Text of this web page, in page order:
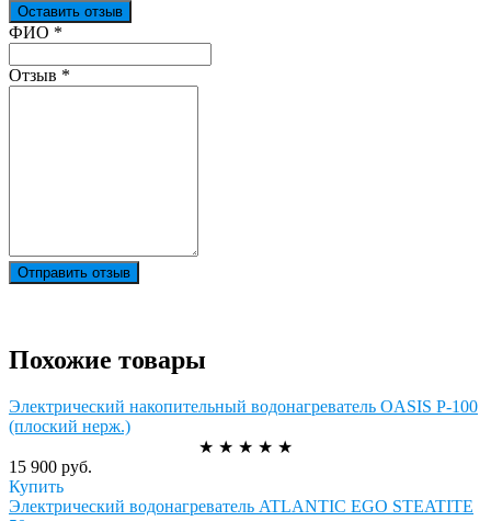
Оставить отзыв
Ваш отзыв был отправлен!
ФИО *
Отзыв *
Отправить отзыв
Похожие товары
Электрический накопительный водонагреватель OASIS P-100
(плоский нерж.)
★ ★ ★ ★ ★
15 900 руб.
Купить
Электрический водонагреватель ATLANTIC EGO STEATITE